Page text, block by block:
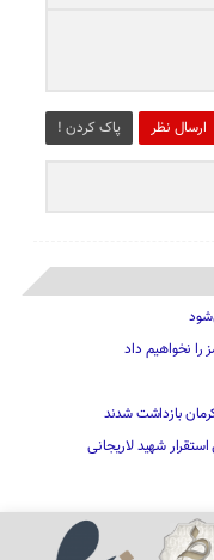
ارسال نظر پاک کردن !
نخواهیم داد
شهید لاریجانی